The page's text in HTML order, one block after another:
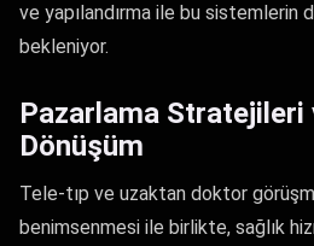
ve yapılandırma ile bu sistemlerin
bekleniyor.
Pazarlama Stratejileri
Dönüşüm
Tele-tıp ve uzaktan doktor
benimsenmesi ile birlikte, sağlık